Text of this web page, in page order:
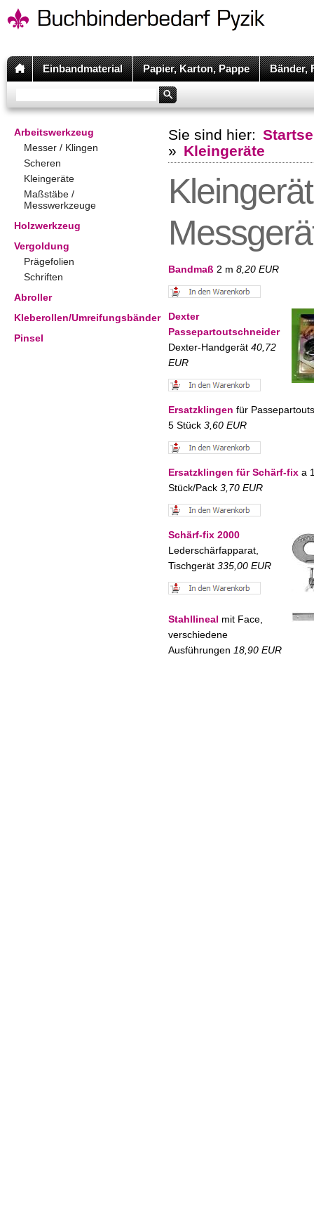
Einbandmaterial Papier, Karton, Pappe Bänder,
Arbeitswerkzeug
Messer / Klingen
Scheren
Kleingeräte
Maßstäbe /
Messwerkzeuge
Holzwerkzeug
Vergoldung
Prägefolien
Schriften
Abroller
Kleberollen/Umreifungsbänder
Pinsel
Sie sind hier:
» Kleingeräte
Bandmaß 2 m 8,20 EUR
Dexter
Passepartoutschneider
Dexter-Handgerät 40,72
EUR
Ersatzklingen für
5 Stück 3,60 EUR
Ersatzklingen für Schärf-fix a
Stück/Pack 3,70 EUR
Schärf-fix 2000
Lederschärfapparat,
Tischgerät 335,00 EUR
Stahllineal mit Face,
verschiedene
Ausführungen 18,90 EUR